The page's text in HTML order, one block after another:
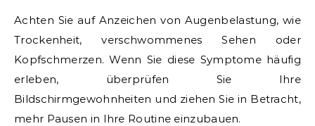
Achten Sie auf Anzeichen von Augenbelastung, wie
Trockenheit, verschwommenes Sehen oder
Kopfschmerzen. Wenn Sie diese Symptome häufig
erleben, überprüfen Sie Ihre
Bildschirmgewohnheiten und ziehen Sie in Betracht,
mehr Pausen in Ihre Routine einzubauen.